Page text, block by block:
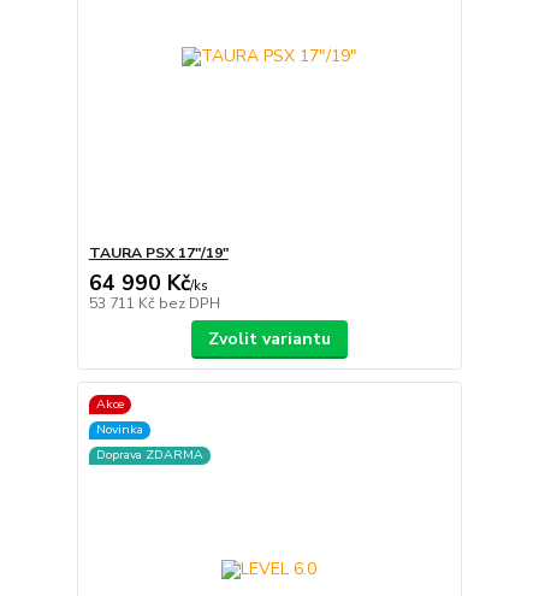
TAURA PSX 17″/19″
64 990 Kč/ks
53 711 Kč bez DPH
Zvolit variantu
Akce
Novinka
Doprava ZDARMA